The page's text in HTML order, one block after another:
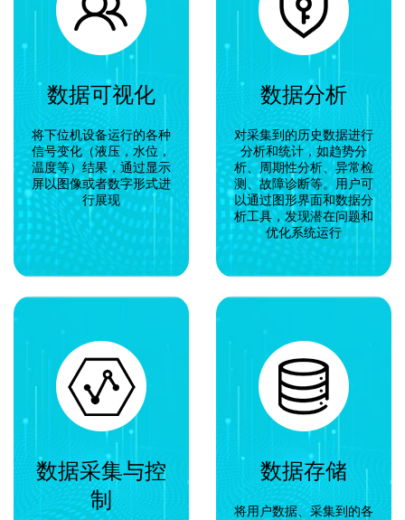
数据可视化
将下位机设备运行的各种
信号变化（液压，水位，
温度等）结果，通过显示
屏以图像或者数字形式进
行展现
数据分析
对采集到的历史数据进行
分析和统计，如趋势分
析、周期性分析、异常检
测、故障诊断等。用户可
以通过图形界面和数据分
析工具，发现潜在问题和
优化系统运行
数据采集与控
制
数据存储
将用户数据、采集到的各